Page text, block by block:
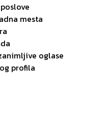
mesta
oglase
profila